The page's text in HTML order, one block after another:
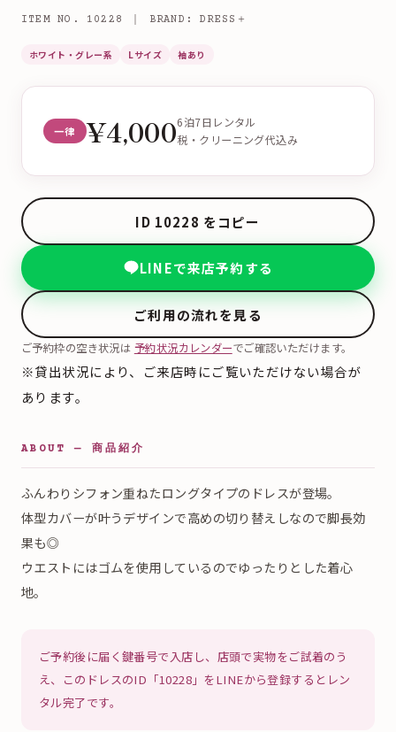
ITEM NO. 10228 ｜ BRAND: DRESS＋
ホワイト・グレー系 Lサイズ 袖あり
一律 ¥4,0006泊7日レンタル
税・クリーニング代込み
ID 10228 をコピー
LINEで来店予約する
ご利用の流れを見る
ご予約枠の空き状況は 予約状況カレンダーでご確認いただけます。
※貸出状況により、ご来店時にご覧いただけない場合が
あります。
ABOUT — 商品紹介
ふんわりシフォン重ねたロングタイプのドレスが登場。
体型カバーが叶うデザインで高めの切り替えしなので脚長効
果も◎
ウエストにはゴムを使用しているのでゆったりとした着心
地。
ご予約後に届く鍵番号で入店し、店頭で実物をご試着のう
え、このドレスのID「10228」をLINEから登録するとレン
タル完了です。